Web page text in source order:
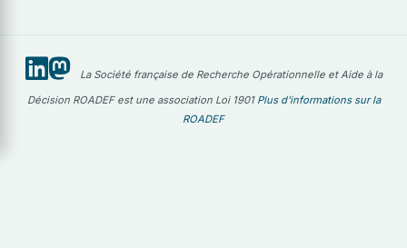
La Société française de Recherche Opérationnelle et Aide à la
Décision ROADEF est une association Loi 1901 Plus d'informations sur la
ROADEF